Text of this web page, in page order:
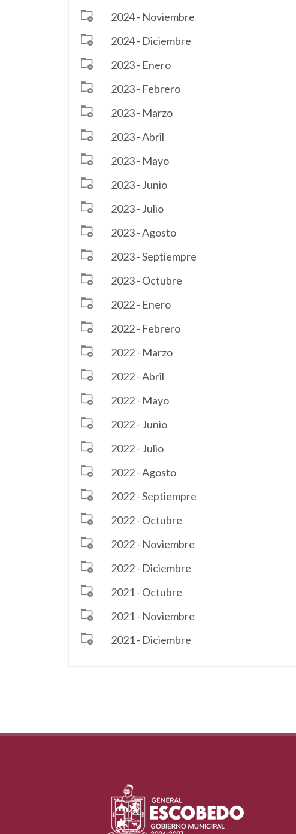
2024 - Noviembre
2024 - Diciembre
2023 - Enero
2023 - Febrero
2023 - Marzo
2023 - Abril
2023 - Mayo
2023 - Junio
2023 - Julio
2023 - Agosto
2023 - Septiempre
2023 - Octubre
2022 - Enero
2022 - Febrero
2022 - Marzo
2022 - Abril
2022 - Mayo
2022 - Junio
2022 - Julio
2022 - Agosto
2022 - Septiempre
2022 - Octubre
2022 - Noviembre
2022 - Diciembre
2021 - Octubre
2021 - Noviembre
2021 - Diciembre